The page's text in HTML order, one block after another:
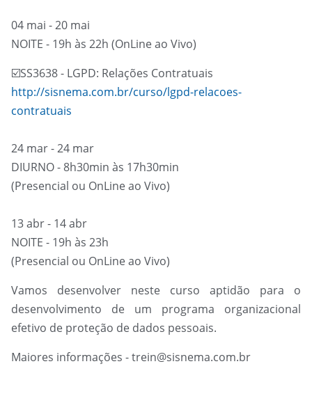
04 mai - 20 mai
NOITE - 19h às 22h (OnLine ao Vivo)
☑️SS3638 - LGPD: Relações Contratuais
http://sisnema.com.br/curso/lgpd-relacoes-
contratuais
24 mar - 24 mar
DIURNO - 8h30min às 17h30min
(Presencial ou OnLine ao Vivo)
13 abr - 14 abr
NOITE - 19h às 23h
(Presencial ou OnLine ao Vivo)
Vamos desenvolver neste curso aptidão para o
desenvolvimento de um programa organizacional
efetivo de proteção de dados pessoais.
Maiores informações - trein@sisnema.com.br